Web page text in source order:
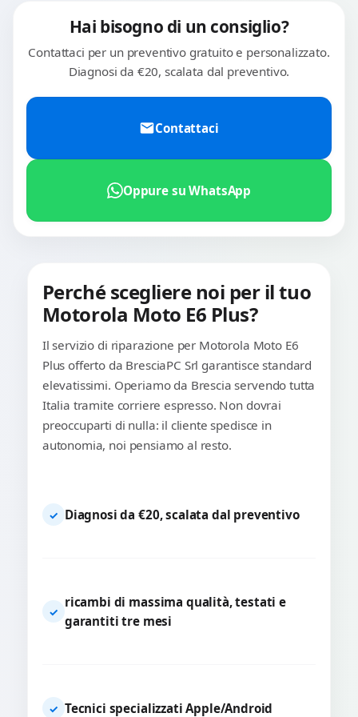
Hai bisogno di un consiglio?
Contattaci per un preventivo gratuito e personalizzato.
Diagnosi da €20, scalata dal preventivo.
Contattaci
Oppure su WhatsApp
Perché scegliere noi per il tuo
Motorola Moto E6 Plus?
Il servizio di riparazione per Motorola Moto E6
Plus offerto da BresciaPC Srl garantisce standard
elevatissimi. Operiamo da Brescia servendo tutta
Italia tramite corriere espresso. Non dovrai
preoccuparti di nulla: il cliente spedisce in
autonomia, noi pensiamo al resto.
✓ Diagnosi da €20, scalata dal preventivo
✓
ricambi di massima qualità, testati e
garantiti tre mesi
✓ Tecnici specializzati Apple/Android